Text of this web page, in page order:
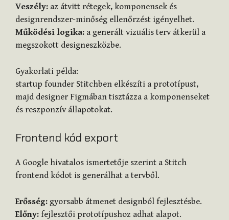
Veszély: az átvitt rétegek, komponensek és
designrendszer-minőség ellenőrzést igényelhet.
Működési logika: a generált vizuális terv átkerül a
megszokott designeszközbe.
Gyakorlati példa:
startup founder Stitchben elkészíti a prototípust,
majd designer Figmában tisztázza a komponenseket
és reszponzív állapotokat.
Frontend kód export
A Google hivatalos ismertetője szerint a Stitch
frontend kódot is generálhat a tervből.
Erősség: gyorsabb átmenet designból fejlesztésbe.
Előny: fejlesztői prototípushoz adhat alapot.